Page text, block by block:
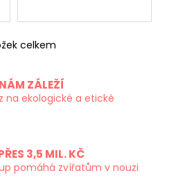
O
l
á
í
p
celkem
ZÁLEŽÍ
na ekologické a etické
3,5 MIL. KČ
pomáhá zvířatům v nouzi